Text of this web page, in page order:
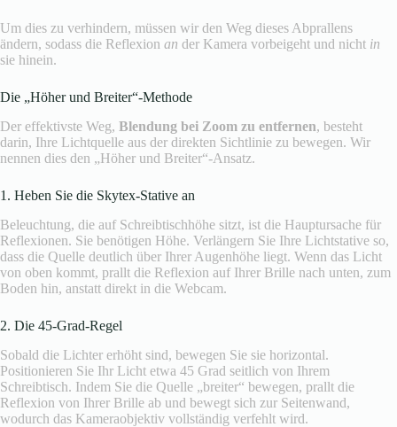
Um dies zu verhindern, müssen wir den Weg dieses Abprallens
ändern, sodass die Reflexion an der Kamera vorbeigeht und nicht in
sie hinein.
Die „Höher und Breiter“-Methode
Der effektivste Weg, Blendung bei Zoom zu entfernen, besteht
darin, Ihre Lichtquelle aus der direkten Sichtlinie zu bewegen. Wir
nennen dies den „Höher und Breiter“-Ansatz.
1. Heben Sie die Skytex-Stative an
Beleuchtung, die auf Schreibtischhöhe sitzt, ist die Hauptursache für
Reflexionen. Sie benötigen Höhe. Verlängern Sie Ihre Lichtstative so,
dass die Quelle deutlich über Ihrer Augenhöhe liegt. Wenn das Licht
von oben kommt, prallt die Reflexion auf Ihrer Brille nach unten, zum
Boden hin, anstatt direkt in die Webcam.
2. Die 45-Grad-Regel
Sobald die Lichter erhöht sind, bewegen Sie sie horizontal.
Positionieren Sie Ihr Licht etwa 45 Grad seitlich von Ihrem
Schreibtisch. Indem Sie die Quelle „breiter“ bewegen, prallt die
Reflexion von Ihrer Brille ab und bewegt sich zur Seitenwand,
wodurch das Kameraobjektiv vollständig verfehlt wird.